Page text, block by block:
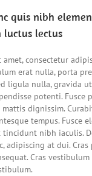
quis nibh
luctus lectus
consectetur
erat nulla, porta
ligula nulla, gravida
potenti. Fusce
dignissim.
tempus. Fusce
nibh iaculis.
adipiscing at dui.
Cras